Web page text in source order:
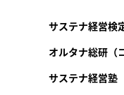
サステナ経営検
オルタナ総研（
サステナ経営塾